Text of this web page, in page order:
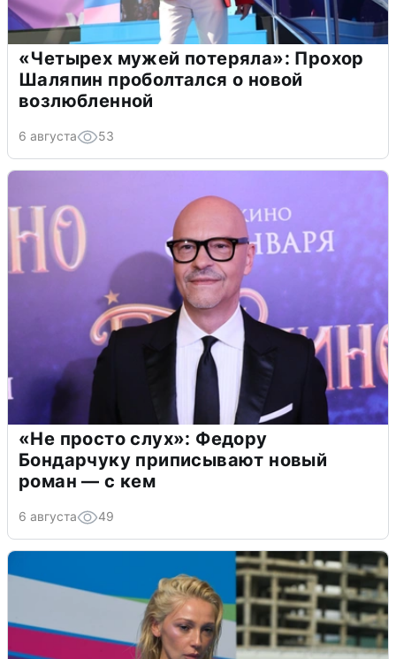
«Четырех мужей потеряла»: Прохор
Шаляпин проболтался о новой
возлюбленной
6 августа 53
«Не просто слух»: Федору
Бондарчуку приписывают новый
роман — с кем
6 августа 49